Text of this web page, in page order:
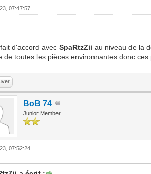
07:47:57
d'accord avecSpaRtzZiiau niveau de la
de toutes les pièces environnantes donc
BoB 74
Junior Member
07:52:24